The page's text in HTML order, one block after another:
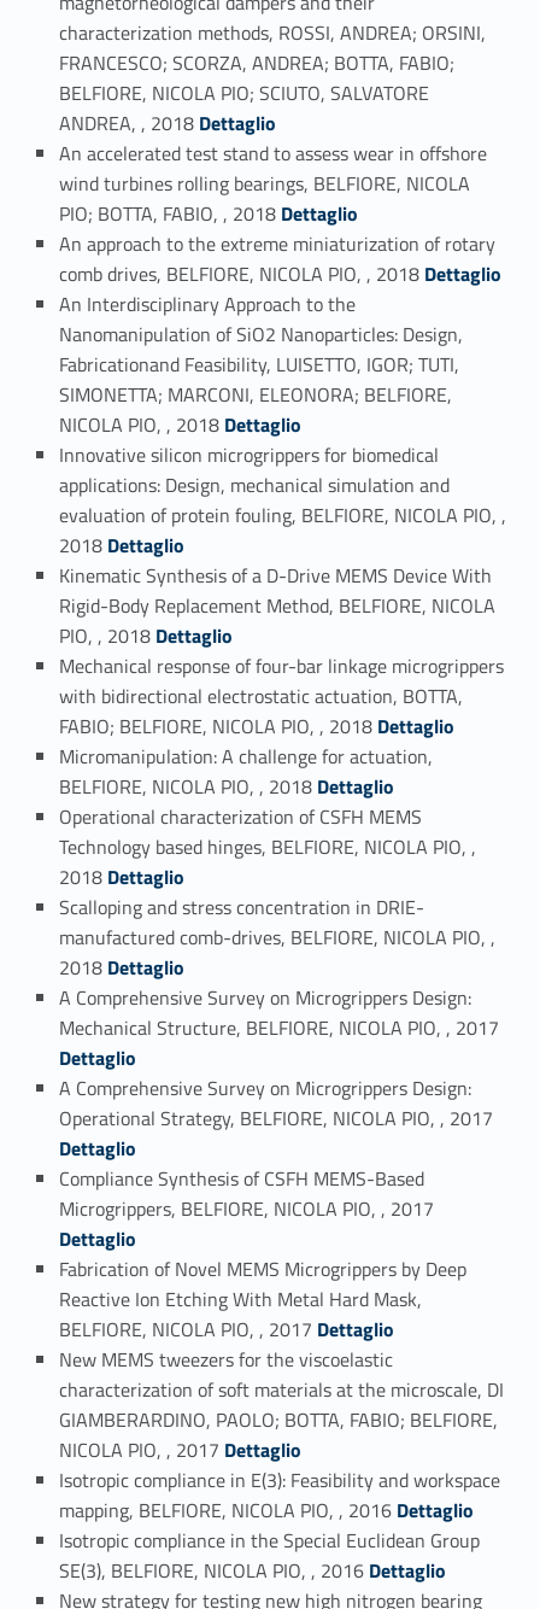
characterization methods, ROSSI, ANDREA; ORSINI,
FRANCESCO; SCORZA, ANDREA; BOTTA, FABIO;
BELFIORE, NICOLA PIO; SCIUTO, SALVATORE
ANDREA, , 2018Link identifier #identifier_person_68927-24
Dettaglio
An accelerated test stand to assess wear in offshore
wind turbines rolling bearings, BELFIORE, NICOLA
PIO; BOTTA, FABIO, , 2018Link identifier #identifier_person_127725-25
Dettaglio
An approach to the extreme miniaturization of rotary
comb drives, BELFIORE, NICOLA PIO, , 2018Link identifier #identifier_person_20972-26
Dettaglio
An Interdisciplinary Approach to the
Nanomanipulation of SiO2 Nanoparticles: Design,
Fabricationand Feasibility, LUISETTO, IGOR; TUTI,
SIMONETTA; MARCONI, ELEONORA; BELFIORE,
NICOLA PIO, , 2018Link identifier #identifier_person_59351-27
Dettaglio
Innovative silicon microgrippers for biomedical
applications: Design, mechanical simulation and
evaluation of protein fouling, BELFIORE, NICOLA PIO, ,
2018Link identifier #identifier_person_1524-28
Dettaglio
Kinematic Synthesis of a D-Drive MEMS Device With
Rigid-Body Replacement Method, BELFIORE, NICOLA
PIO, , 2018Link identifier #identifier_person_194799-29
Dettaglio
Mechanical response of four-bar linkage microgrippers
with bidirectional electrostatic actuation, BOTTA,
FABIO; BELFIORE, NICOLA PIO, , 2018Link identifier #identifier_person_5520-30
Dettaglio
Micromanipulation: A challenge for actuation,
BELFIORE, NICOLA PIO, , 2018Link identifier #identifier_person_141420-31
Dettaglio
Operational characterization of CSFH MEMS
Technology based hinges, BELFIORE, NICOLA PIO, ,
2018Link identifier #identifier_person_52756-32
Dettaglio
Scalloping and stress concentration in DRIE-
manufactured comb-drives, BELFIORE, NICOLA PIO, ,
2018Link identifier #identifier_person_175077-33
Dettaglio
A Comprehensive Survey on Microgrippers Design:
Mechanical Structure, BELFIORE, NICOLA PIO, , 2017
Dettaglio
A Comprehensive Survey on Microgrippers Design:
Operational Strategy, BELFIORE, NICOLA PIO, , 2017
Dettaglio
Compliance Synthesis of CSFH MEMS-Based
Microgrippers, BELFIORE, NICOLA PIO, , 2017
Dettaglio
Fabrication of Novel MEMS Microgrippers by Deep
Reactive Ion Etching With Metal Hard Mask,
BELFIORE, NICOLA PIO, , 2017 Link identifier #identifier_person_42845-37
Dettaglio
New MEMS tweezers for the viscoelastic
characterization of soft materials at the microscale, DI
GIAMBERARDINO, PAOLO; BOTTA, FABIO; BELFIORE,
NICOLA PIO, , 2017 Link identifier #identifier_person_67487-38
Dettaglio
Isotropic compliance in E(3): Feasibility and workspace
mapping, BELFIORE, NICOLA PIO, , 2016 Link identifier #identifier_person_156574-39
Dettaglio
Isotropic compliance in the Special Euclidean Group
SE(3), BELFIORE, NICOLA PIO, , 2016 Link identifier #identifier_person_62356-40
Dettaglio
New strategy for testing new high nitrogen bearing